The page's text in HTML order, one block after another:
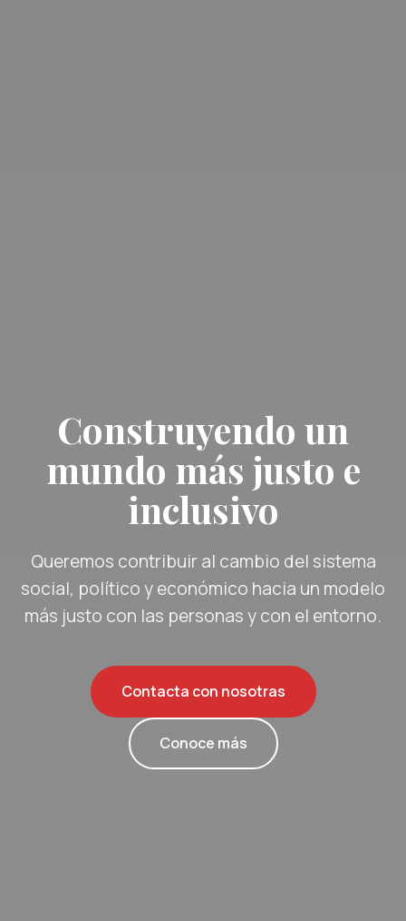
Construyendo un
mundo más justo e
inclusivo
Queremos contribuir al cambio del sistema
social, político y económico hacia un modelo
más justo con las personas y con el entorno.
Contacta con nosotras
Conoce más